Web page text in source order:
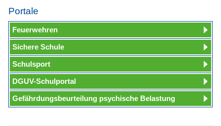
Portale
Feuerwehren
Sichere Schule
Schulsport
DGUV-Schulportal
Gefährdungsbeurteilung psychische Belastung